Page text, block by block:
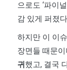
으로도 ‘파이
감 있게 퍼졌
하지만 이 이
장면들 때문
귀했고, 결국